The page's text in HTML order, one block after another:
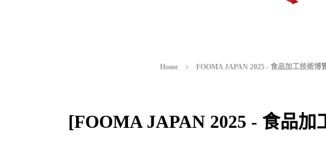
Home FOOMA JAPAN 2025 - 食品加工技術博
[FOOMA JAPAN 2025 - 食品